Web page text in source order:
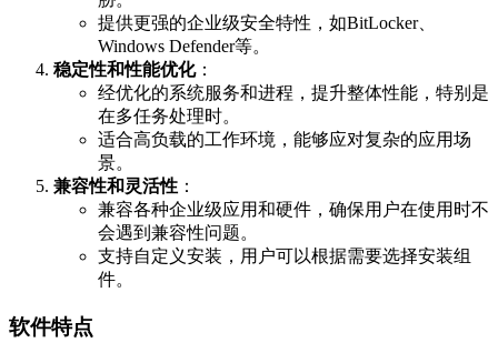
提供更强的企业级安全特性，如BitLocker、
Windows Defender等。
稳定性和性能优化：
经优化的系统服务和进程，提升整体性能，特别是
在多任务处理时。
适合高负载的工作环境，能够应对复杂的应用场
景。
兼容性和灵活性 ：
兼容各种企业级应用和硬件，确保用户在使用时不
会遇到兼容性问题。
支持自定义安装，用户可以根据需要选择安装组
件。
软件特点